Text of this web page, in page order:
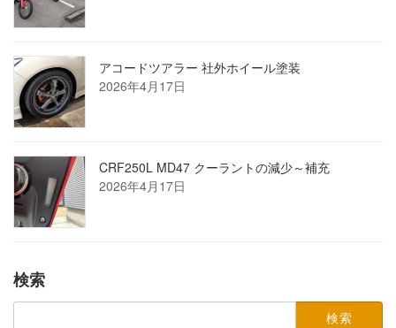
アコードツアラー 社外ホイール塗装
2026年4月17日
CRF250L MD47 クーラントの減少～補充
2026年4月17日
検索
検